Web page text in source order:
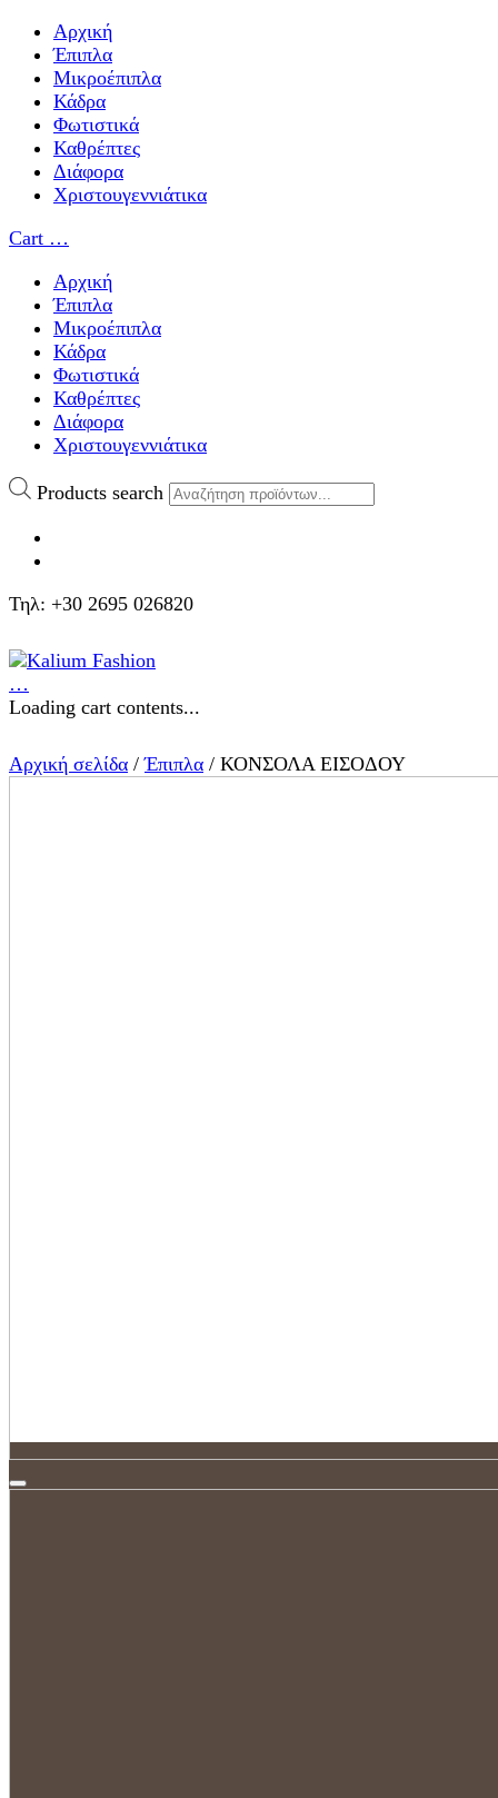
Αρχική
Έπιπλα
Μικροέπιπλα
Κάδρα
Φωτιστικά
Καθρέπτες
Διάφορα
Χριστουγεννιάτικα
Cart …
Αρχική
Έπιπλα
Μικροέπιπλα
Κάδρα
Φωτιστικά
Καθρέπτες
Διάφορα
Χριστουγεννιάτικα
Products search
Τηλ: +30 2695 026820
…
Loading cart contents...
Αρχική σελίδα /Έπιπλα / ΚΟΝΣΟΛΑ ΕΙΣΟΔΟΥ